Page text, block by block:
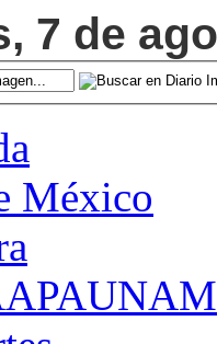
7 de
México